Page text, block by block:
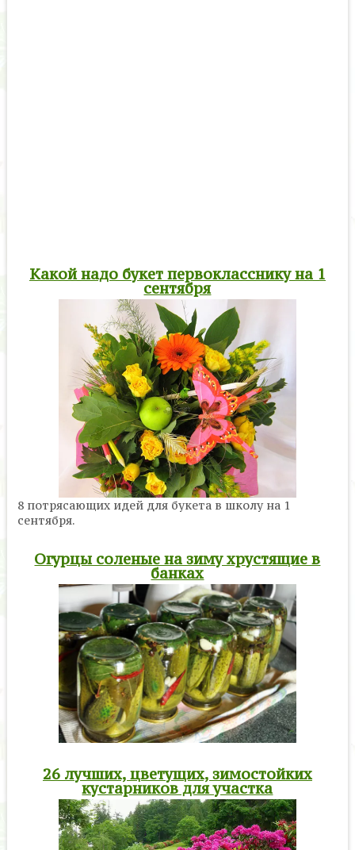
Какой надо букет первокласснику на 1
сентября
8 потрясающих идей для букета в школу на 1
сентября.
Огурцы соленые на зиму хрустящие в
банках
26 лучших, цветущих, зимостойких
кустарников для участка